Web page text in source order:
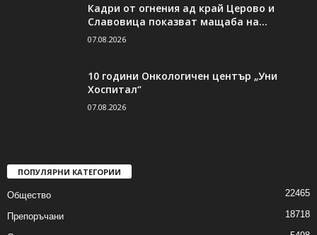
Кадри от огнения ад край Церово и
Славовица показват мащаба на...
07.08.2026
10 години Онкологичен център „Уни
Хоспитал“
07.08.2026
ПОПУЛЯРНИ КАТЕГОРИИ
Общество 22465
Препоръчани 18718